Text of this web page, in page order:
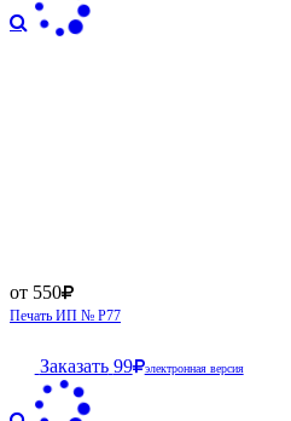
от 550
Печать ИП № Р77
Заказать 99 электронная версия